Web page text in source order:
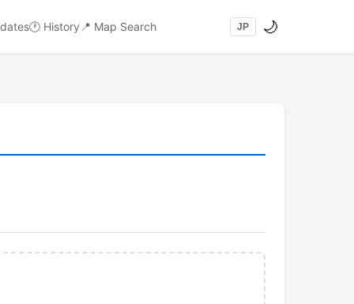
🕐 History 📍 Map Search JP 🌙